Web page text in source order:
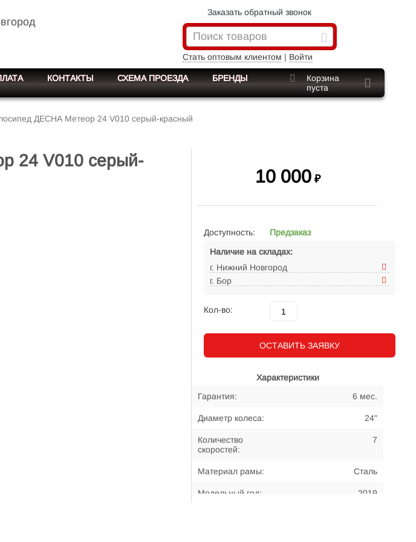
Заказать обратный звонок
Стать оптовым клиентом | Войти
КОНТАКТЫ СХЕМА ПРОЕЗДА БРЕНДЫ
Корзина
пуста
ДЕСНА Метеор 24 V010 серый-красный
24 V010 серый-
10 000 ₽
Доступность:
Предзаказ
Наличие на складах:
г. Нижний Новгород
г. Бор
Кол-во:
ОСТАВИТЬ ЗАЯВКУ
Характеристики
Гарантия:
6 мес.
Диаметр колеса: 24"
Количество
скоростей:
7
Материал рамы: Сталь
Модельный год: 2019